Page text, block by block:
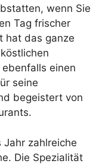
wenn Sie
Tag frischer
hat das ganze
einen
seine
begeistert von
Jahr zahlreiche
Die Spezialität